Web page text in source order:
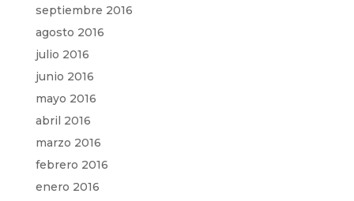
septiembre 2016
agosto 2016
julio 2016
junio 2016
mayo 2016
abril 2016
marzo 2016
febrero 2016
enero 2016